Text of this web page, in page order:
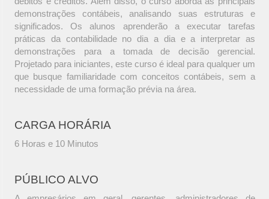
demonstrações contábeis, analisando suas estruturas e
significados. Os alunos aprenderão a executar tarefas
práticas da contabilidade no dia a dia e a interpretar as
demonstrações para a tomada de decisão gerencial.
Projetado para iniciantes, este curso é ideal para qualquer um
que busque familiaridade com conceitos contábeis, sem a
necessidade de uma formação prévia na área.
CARGA HORÁRIA
6 Horas e 10 Minutos
PÚBLICO ALVO